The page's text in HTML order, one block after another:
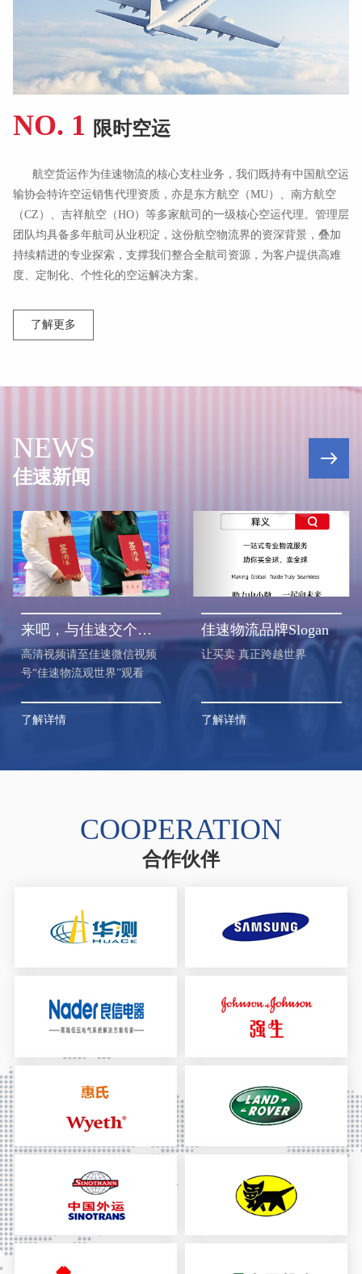
NO. 1 限时空运
航空货运作为佳速物流的核心支柱业务，我们既持有中国航空运
输协会特许空运销售代理资质，亦是东方航空（MU）、南方航空
（CZ）、吉祥航空（HO）等多家航司的一级核心空运代理。管理层
团队均具备多年航司从业积淀，这份航空物流界的资深背景，叠加
持续精进的专业探索，支撑我们整合全航司资源，为客户提供高难
度、定制化、个性化的空运解决方案。
了解更多
NEWS
佳速新闻
来吧，与佳速交个朋友
信视频
”观看
佳速物流品牌Slogan
让买卖 真正跨越世界
红海时代，物流
COOPERATION
合作伙伴